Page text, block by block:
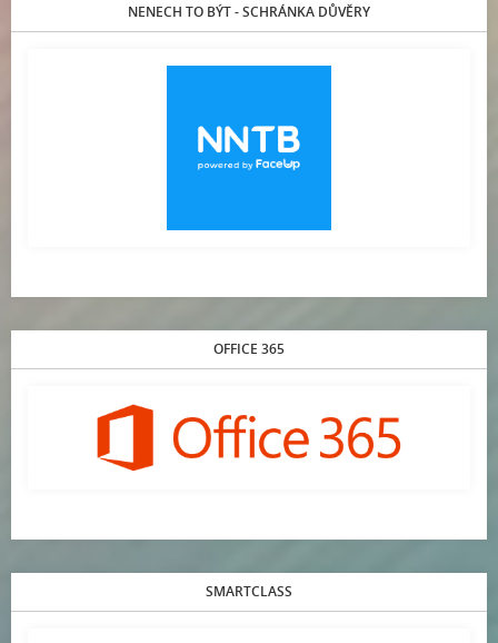
NENECH TO BÝT - SCHRÁNKA DŮVĚRY
OFFICE 365
SMARTCLASS